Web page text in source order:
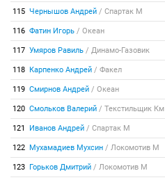
115 Чернышов Андрей / Спартак М
116 Фатин Игорь / Океан
117 Умяров Равиль / Динамо-Газовик
118 Карпенко Андрей / Факел
119 Смирнов Андрей / Океан
120 Смольков Валерий / Текстильщик Км
121 Иванов Андрей / Спартак М
122 Мухамадиев Мухсин / Локомотив М
123 Горьков Дмитрий / Локомотив М